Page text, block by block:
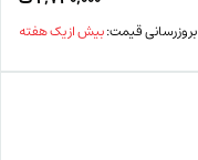
بروزرسانی قیمت:بیش از یک هفته